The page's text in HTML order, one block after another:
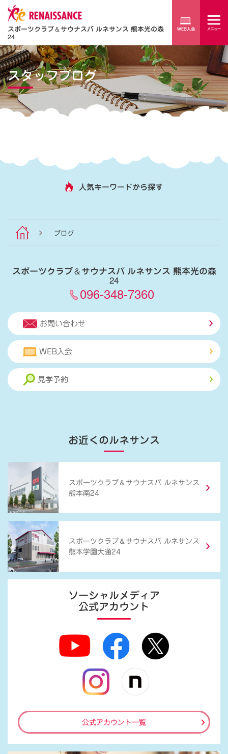
スポーツクラブ＆サウナスパ ルネサンス 熊本光の森
24
スタッフブログ
人気キーワードから探す
ブログ
スポーツクラブ＆サウナスパ ルネサンス 熊本光の森
24
096-348-7360
お問い合わせ
WEB入会
見学予約
お近くのルネサンス
スポーツクラブ ＆ サウナスパ ルネサンス
熊本南24
スポーツクラブ ＆ サウナスパ ルネサンス
熊本学園大通24
ソーシャルメディア
公式アカウント
公式アカウント一覧